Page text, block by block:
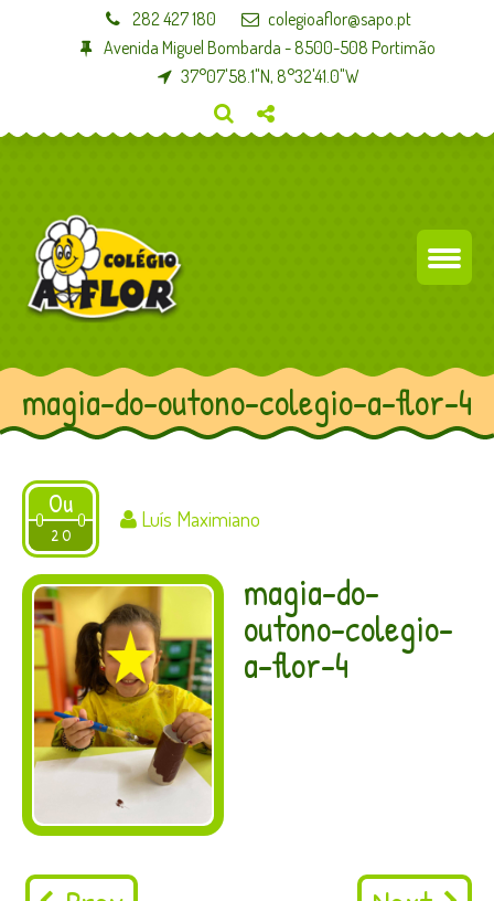
282 427 180
colegioaflor@sapo.pt
Avenida Miguel Bombarda - 8500-508 Portimão
37°07'58.1"N, 8°32'41.0"W
magia-do-outono-colegio-a-flor-4
Ou
2 O
2020
Luís Maximiano
magia-do-
outono-colegio-
a-flor-4